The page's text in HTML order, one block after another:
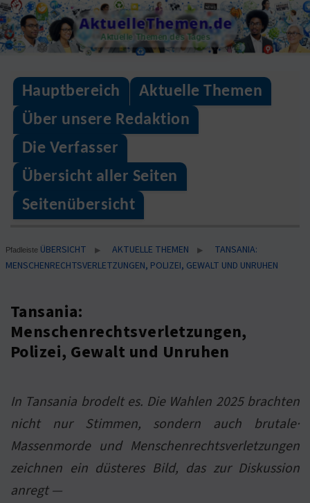
Skip
to
content
AktuelleThemen.de
Aktuelle Themen des Tages
Hauptbereich
Aktuelle Themen
Über unsere Redaktion
Die Verfasser
Übersicht aller Seiten
Seitenübersicht
Pfadleiste ÜBERSICHT ▶ AKTUELLE THEMEN ▶
TANSANIA:
MENSCHENRECHTSVERLETZUNGEN, POLIZEI, GEWALT UND UNRUHEN
Tansania:
Menschenrechtsverletzungen,
Polizei, Gewalt und Unruhen
In Tansania brodelt es. Die Wahlen 2025 brachten
nicht nur Stimmen, sondern auch brutale·
Massenmorde und Menschenrechtsverletzungen
zeichnen ein düsteres Bild, das zur Diskussion
anregt —